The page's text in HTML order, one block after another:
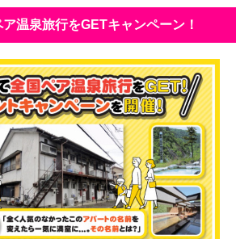
温泉旅行をGETキャンペーン！